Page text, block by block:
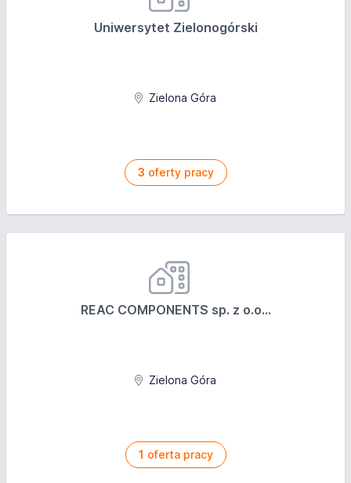
Uniwersytet Zielonogórski
Zielona Góra
3 oferty pracy
REAC COMPONENTS sp. z o.o...
Zielona Góra
1 oferta pracy